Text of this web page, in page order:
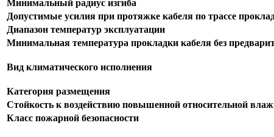
Минимальный радиус изгиба
Допустимые усилия при протяжке кабеля по трассе
Диапазон температур эксплуатации
Минимальная температура прокладки кабеля без
Вид климатического исполнения
Категория размещения
Стойкость к воздействию повышенной относительной
Класс пожарной безопасности